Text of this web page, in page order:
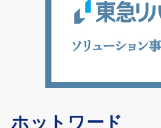
ホットワード